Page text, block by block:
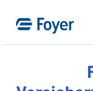
Inhalt
springen